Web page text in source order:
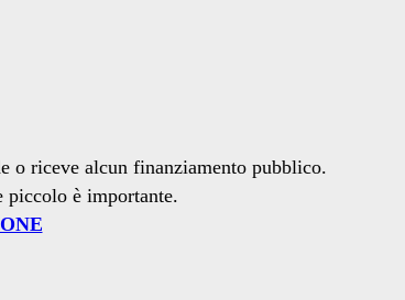
o riceve alcun finanziamento pubblico.
piccolo è importante.